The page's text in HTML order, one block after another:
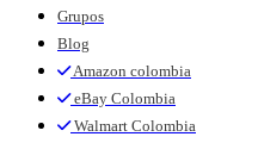
Grupos
Blog
Amazon colombia
eBay Colombia
Walmart Colombia